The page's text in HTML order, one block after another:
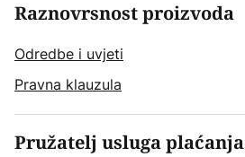
Raznovrsnost proizvoda
Odredbe i uvjeti
Pravna klauzula
Pružatelj usluga plaćanja